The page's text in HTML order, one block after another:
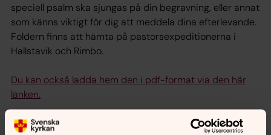
speciell psalm ska sjungas på din begravning, eller annat
som känns viktigt för dig att meddela dina efterlevande.
Foldern finns att hämta på pastorsexpeditionerna i
Hallstavik och Rimbo.
Du kan också ladda hem den i pdf-format via den här
länken.